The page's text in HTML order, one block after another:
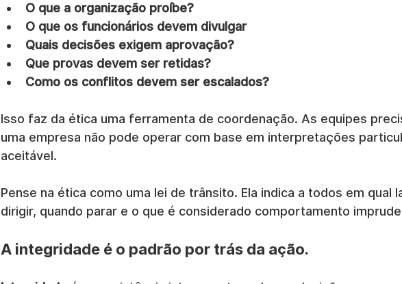
O que a organização proíbe?
O que os funcionários devem divulgar
Quais decisões exigem aprovação?
Que provas devem ser retidas?
Como os conflitos devem ser escalados?
Isso faz da ética uma ferramenta de coordenação. As equipes
uma empresa não pode operar com base em interpretações
aceitável.
Pense na ética como uma lei de trânsito. Ela indica a todos em qual
dirigir, quando parar e o que é considerado comportamento
A integridade é o padrão por trás da ação.